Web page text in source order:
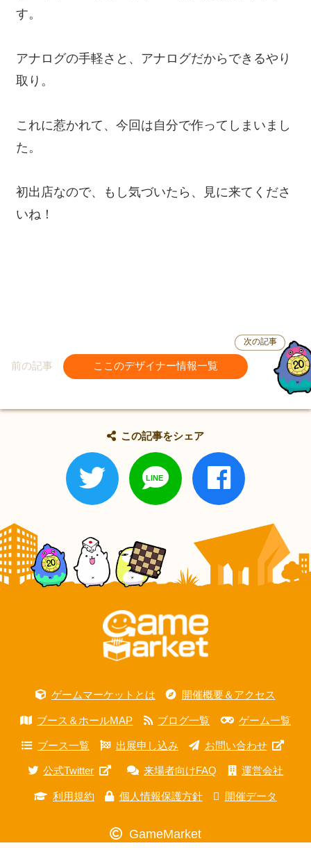
す。
アナログの手軽さと、アナログだからできるやり
取り。
これに惹かれて、今回は自分で作ってしまいまし
た。
初出店なので、もし気づいたら、見に来てくださ
いね！
前の記事 ここのデザイナー情報一覧
次の記事
この記事をシェア
ゲームマーケットとは 開催概要＆アクセス
ブース＆ホールMAP ブログ一覧 ゲーム一覧
ブース一覧 出展申し込み お問い合わせ
公式Twitter 来場者向けFAQ 運営会社
利用規約 個人情報保護方針 開催データ
GameMarket